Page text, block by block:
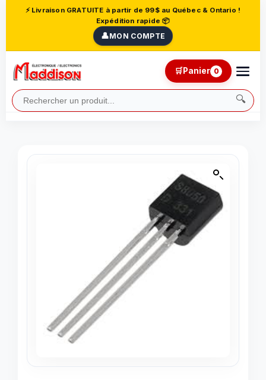
⚡ Livraison GRATUITE à partir de 99$ au Québec & Ontario !
Expédition rapide 📦
👤MON COMPTE
🔍
🛒Panier 0